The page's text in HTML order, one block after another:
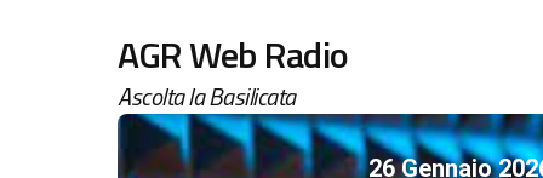
AGR Web Radio
Ascolta la Basilicata
26 Gennaio